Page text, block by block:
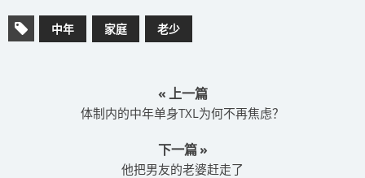
中年 家庭 老少
« 上一篇
​体制内的中年单身TXL为何不再焦虑？
下一篇 »
​他把男友的老婆赶走了